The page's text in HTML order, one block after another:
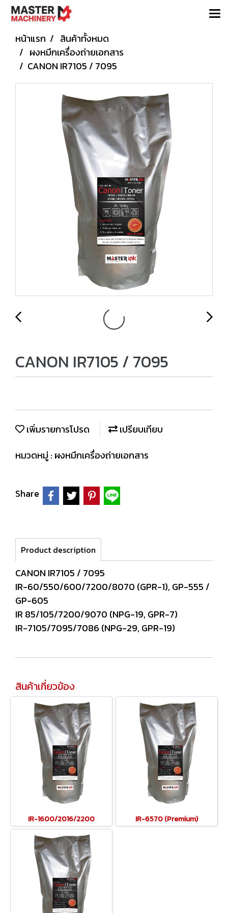
หน้าแรก
สินค้าทั้งหมด
ผงหมึกเครื่องถ่ายเอกสาร
​CANON IR7105 / 7095
​CANON IR7105 / 7095
เพิ่มรายการโปรด
เปรียบเทียบ
หมวดหมู่ : ผงหมึกเครื่องถ่ายเอกสาร
Share
Product description
CANON IR7105 / 7095
IR-60/550/600/7200/8070 (GPR-1), GP-555 /
GP-605
IR 85/105/7200/9070 (NPG-19, GPR-7)
IR-7105/7095/7086 (NPG-29, GPR-19)
สินค้าเกี่ยวข้อง
​IR-1600/2016/2200 IR-6570 (Premium)